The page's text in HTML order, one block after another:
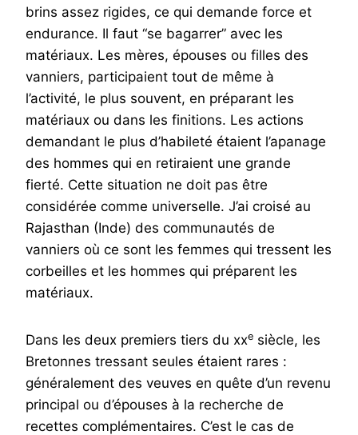
brins assez rigides, ce qui demande force et
endurance. Il faut “se bagarrer” avec les
matériaux. Les mères, épouses ou filles des
vanniers, participaient tout de même à
l’activité, le plus souvent, en préparant les
matériaux ou dans les finitions. Les actions
demandant le plus d’habileté étaient l’apanage
des hommes qui en retiraient une grande
fierté. Cette situation ne doit pas être
considérée comme universelle. J’ai croisé au
Rajasthan (Inde) des communautés de
vanniers où ce sont les femmes qui tressent les
corbeilles et les hommes qui préparent les
matériaux.
Dans les deux premiers tiers du xxe siècle, les
Bretonnes tressant seules étaient rares :
généralement des veuves en quête d’un revenu
principal ou d’épouses à la recherche de
recettes complémentaires. C’est le cas de